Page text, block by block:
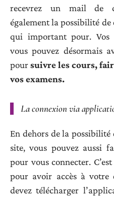
recevrez un mail de
également la possibilité de
qui important pour. Vos
vous pouvez désormais
poursuivre les cours,
vos examens.
La connexion via
En dehors de la
site, vous pouvez aussi
pour vous connecter.
pour avoir accès à votre
devez télécharger